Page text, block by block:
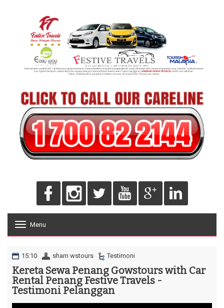
o
e
n
a
Menu
15:10 sham wstours Testimoni
Kereta Sewa Penang Gowstours with Car
Rental Penang Festive Travels -
Testimoni Pelanggan